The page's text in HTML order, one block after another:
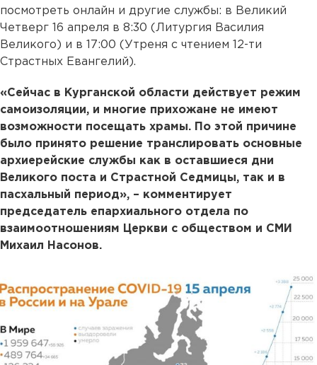
посмотреть онлайн и другие службы: в Великий
Четверг 16 апреля в 8:30 (Литургия Василия
Великого) и в 17:00 (Утреня с чтением 12-ти
Страстных Евангелий).
«Сейчас в Курганской области действует режим
самоизоляции, и многие прихожане не имеют
возможности посещать храмы. По этой причине
было принято решение транслировать основные
архиерейские службы как в оставшиеся дни
Великого поста и Страстной Седмицы, так и в
пасхальный период», – комментирует
председатель епархиального отдела по
взаимоотношениям Церкви с обществом и СМИ
Михаил Насонов.